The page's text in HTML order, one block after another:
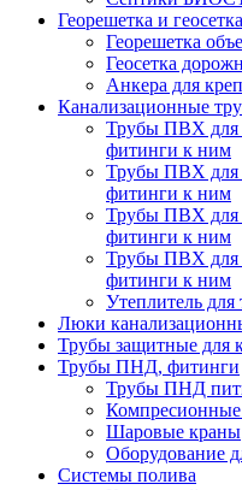
Георешетка и геосетка
Георешетка
Геосетка
Анкера для
Канализационные
Трубы ПВХ для
фитинги к ним
Трубы ПВХ для
фитинги к ним
Трубы ПВХ для
фитинги к ним
Трубы ПВХ для
фитинги к ним
Утеплитель для
Люки
Трубы защитные для
Трубы ПНД, фитинги
Трубы ПНД
Шаровые краны
Оборудование
Системы полива